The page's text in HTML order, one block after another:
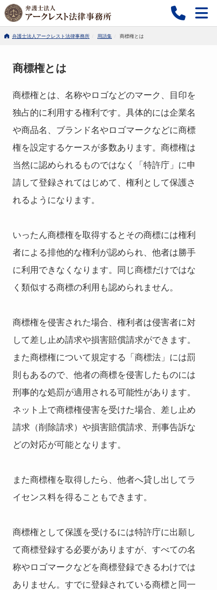
弁護士法人アークレスト法律事務所 用語集 商標権とは
商標権とは
商標権とは、名称やロゴなどのマーク、目印を
独占的に利用する権利です。具体的には企業名
や商品名、ブランド名やロゴマークなどに商標
権を設定するケースが多数あります。商標権は
当然に認められるものではなく「特許庁」に申
請して登録されてはじめて、権利として保護さ
れるようになります。
いったん商標権を取得するとその商標には権利
者による排他的な権利が認められ、他者は勝手
に利用できなくなります。同じ商標だけではな
く類似する商標の利用も認められません。
商標権を侵害された場合、権利者は侵害者に対
して差し止め請求や損害賠償請求ができます。
また商標権について規定する「商標法」には罰
則もあるので、他者の商標を侵害したものには
刑事的な処罰が適用される可能性があります。
ネット上で商標権侵害を受けた場合、差し止め
請求（削除請求）や損害賠償請求、刑事告訴な
どの対応が可能となります。
また商標権を取得したら、他者へ貸し出してラ
イセンス料を得ることもできます。
商標権として保護を受けるには特許庁に出願し
て商標登録する必要がありますが、すべての名
称やロゴマークなどを商標登録できるわけでは
ありません。すでに登録されている商標と同一